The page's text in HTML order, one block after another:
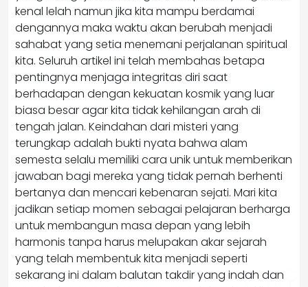
kenal lelah namun jika kita mampu berdamai
dengannya maka waktu akan berubah menjadi
sahabat yang setia menemani perjalanan spiritual
kita. Seluruh artikel ini telah membahas betapa
pentingnya menjaga integritas diri saat
berhadapan dengan kekuatan kosmik yang luar
biasa besar agar kita tidak kehilangan arah di
tengah jalan. Keindahan dari misteri yang
terungkap adalah bukti nyata bahwa alam
semesta selalu memiliki cara unik untuk memberikan
jawaban bagi mereka yang tidak pernah berhenti
bertanya dan mencari kebenaran sejati. Mari kita
jadikan setiap momen sebagai pelajaran berharga
untuk membangun masa depan yang lebih
harmonis tanpa harus melupakan akar sejarah
yang telah membentuk kita menjadi seperti
sekarang ini dalam balutan takdir yang indah dan